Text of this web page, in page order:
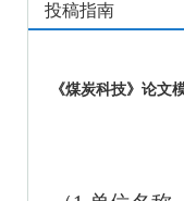
投稿指南
《煤炭科技》论文